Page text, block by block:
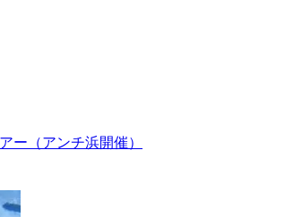
ー（アンチ浜開催）